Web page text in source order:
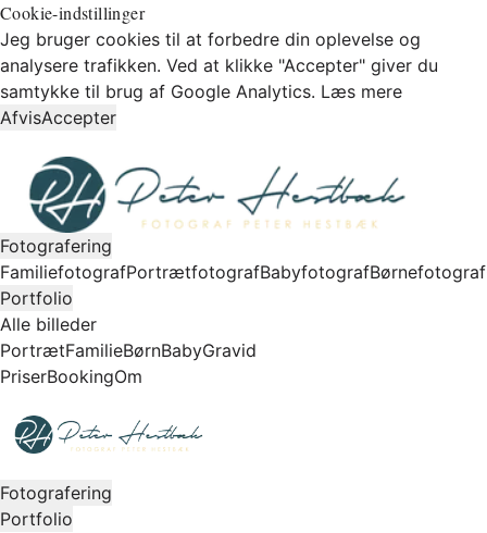
Cookie-indstillinger
Jeg bruger cookies til at forbedre din oplevelse og
analysere trafikken. Ved at klikke "Accepter" giver du
samtykke til brug af Google Analytics. Læs mere
AfvisAccepter
Fotografering
FamiliefotografPortrætfotografBabyfotografBørnefotograf
Portfolio
Alle billeder
PortrætFamilieBørnBabyGravid
PriserBookingOm
Fotografering
Portfolio